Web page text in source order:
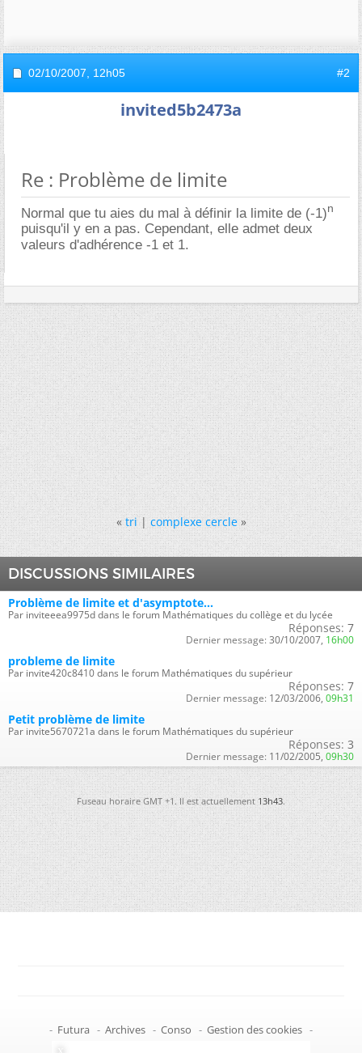
02/10/2007, 12h05 #2
invited5b2473a
Re : Problème de limite
Normal que tu aies du mal à définir la limite de (-1)n
puisqu'il y en a pas. Cependant, elle admet deux
valeurs d'adhérence -1 et 1.
« tri|complexe cercle »
DISCUSSIONS SIMILAIRES
Problème de limite et d'asymptote...
Par inviteeea9975d dans le forum Mathématiques du collège et du lycée
Réponses: 7
Dernier message: 30/10/2007, 16h00
probleme de limite
Par invite420c8410 dans le forum Mathématiques du supérieur
Réponses: 7
Dernier message: 12/03/2006, 09h31
Petit problème de limite
Par invite5670721a dans le forum Mathématiques du supérieur
Réponses: 3
Dernier message: 11/02/2005, 09h30
Fuseau horaire GMT +1. Il est actuellement13h43.
- Futura - Archives - Conso - Gestion des cookies -